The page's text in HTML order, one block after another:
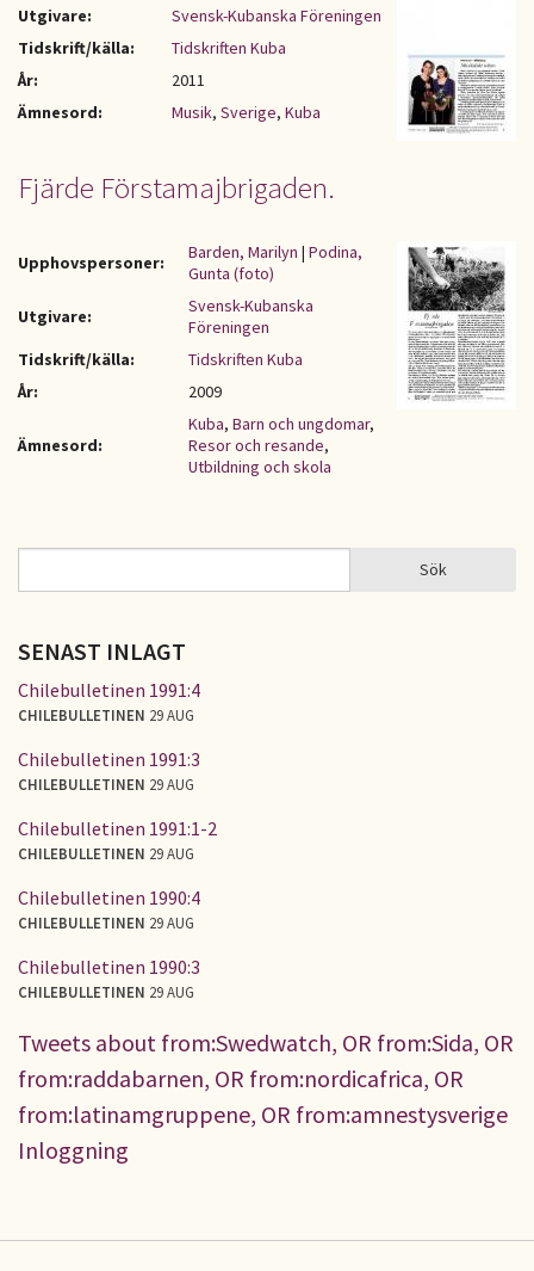
Utgivare:
Svensk-Kubanska Föreningen
Tidskrift/källa:
Tidskriften Kuba
År:
2011
Ämnesord:
Musik, Sverige, Kuba
Fjärde Förstamajbrigaden.
Upphovspersoner: Barden, Marilyn | Podina,
Gunta (foto)
Utgivare:
Svensk-Kubanska
Föreningen
Tidskrift/källa:
Tidskriften Kuba
År:
2009
Ämnesord:
Kuba, Barn och ungdomar,
Resor och resande,
Utbildning och skola
SÖKFORMULÄR Sök
SENAST INLAGT
Chilebulletinen 1991:4
CHILEBULLETINEN 29 AUG
Chilebulletinen 1991:3
CHILEBULLETINEN 29 AUG
Chilebulletinen 1991:1-2
CHILEBULLETINEN 29 AUG
Chilebulletinen 1990:4
CHILEBULLETINEN 29 AUG
Chilebulletinen 1990:3
CHILEBULLETINEN 29 AUG
Tweets about from:Swedwatch, OR from:Sida, OR
from:raddabarnen, OR from:nordicafrica, OR
from:latinamgruppene, OR from:amnestysverige
Inloggning